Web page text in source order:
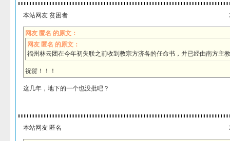
本站网友 贫困者
网友 匿名 的原文：
网友 匿名 的原文：
福州林云团在今年初失联之前收到教宗方济各的任命书，并已经由南方主
祝贺！！！
这几年，地下的一个也没批吧？
本站网友 匿名